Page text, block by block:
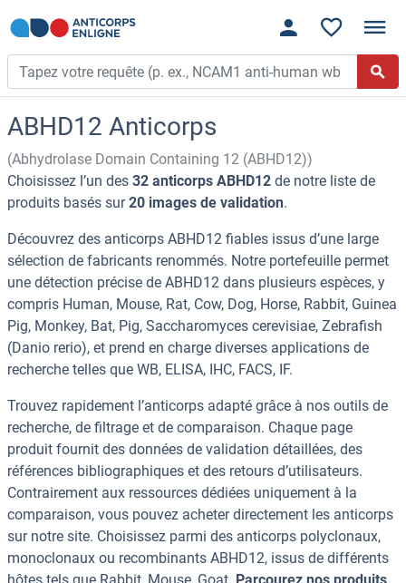
ABHD12 Anticorps
(Abhydrolase Domain Containing 12 (ABHD12))
Choisissez l’un des 32 anticorps ABHD12 de notre liste de
produits basés sur20 images de validation.
Découvrez des anticorps ABHD12 fiables issus d’une large
sélection de fabricants renommés. Notre portefeuille permet
une détection précise de ABHD12 dans plusieurs espèces, y
compris Human, Mouse, Rat, Cow, Dog, Horse, Rabbit, Guinea
Pig, Monkey, Bat, Pig, Saccharomyces cerevisiae, Zebrafish
(Danio rerio), et prend en charge diverses applications de
recherche telles que WB, ELISA, IHC, FACS, IF.
Trouvez rapidement l’anticorps adapté grâce à nos outils de
recherche, de filtrage et de comparaison. Chaque page
produit fournit des données de validation détaillées, des
références bibliographiques et des retours d’utilisateurs.
Contrairement aux ressources dédiées uniquement à la
comparaison, vous pouvez acheter directement les anticorps
sur notre site. Choisissez parmi des anticorps polyclonaux,
monoclonaux ou recombinants ABHD12, issus de différents